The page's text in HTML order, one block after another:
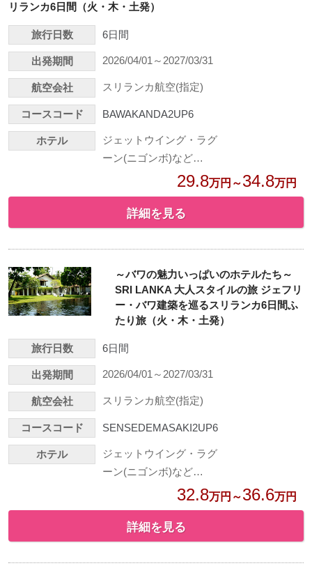
リランカ6日間（火・木・土発）
旅行日数 6日間
出発期間 2026/04/01～2027/03/31
航空会社 スリランカ航空(指定)
コースコード BAWAKANDA2UP6
ホテル
ジェットウイング・ラグ
ーン(ニゴンボ)など…
29.8万円～34.8万円
詳細を見る
～バワの魅力いっぱいのホテルたち～
SRI LANKA 大人スタイルの旅 ジェフリ
ー・バワ建築を巡るスリランカ6日間ふ
たり旅（火・木・土発）
旅行日数 6日間
出発期間 2026/04/01～2027/03/31
航空会社 スリランカ航空(指定)
コースコード SENSEDEMASAKI2UP6
ホテル
ジェットウイング・ラグ
ーン(ニゴンボ)など…
32.8万円～36.6万円
詳細を見る